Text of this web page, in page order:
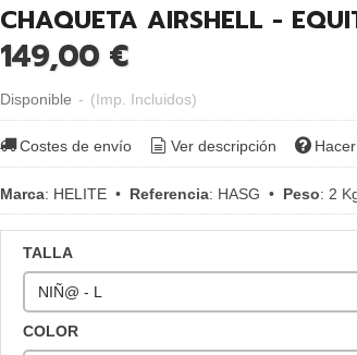
CHAQUETA AIRSHELL -
149,00 €
Disponible - (Imp. Incluidos)
Costes de envío Ver descripción
Marca: HELITE• Referencia: HASG • Peso: 2
TALLA
COLOR